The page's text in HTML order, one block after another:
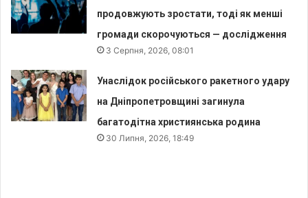
продовжують зростати, тоді як менші
громади скорочуються — дослідження
3 Серпня, 2026, 08:01
Унаслідок російського ракетного удару
на Дніпропетровщині загинула
багатодітна християнська родина
30 Липня, 2026, 18:49